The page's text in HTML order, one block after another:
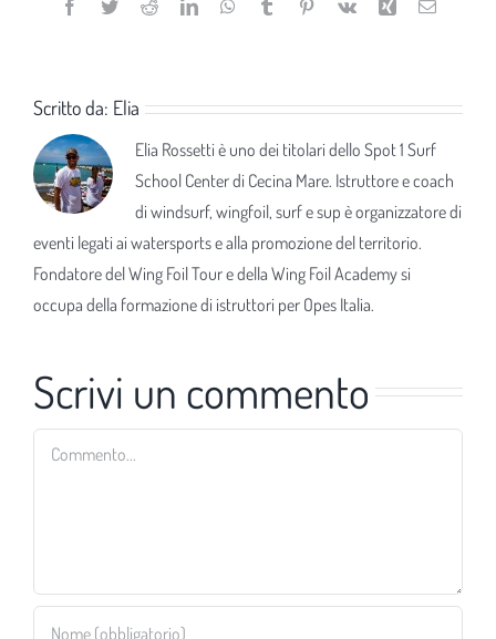
Facebook
TwitterRedditLinkedInWhatsApp
TumblrPinterest
Vk Xing Email
Scritto da: Elia
Elia Rossetti è uno dei titolari dello Spot 1 Surf
School Center di Cecina Mare. Istruttore e coach
di windsurf, wingfoil, surf e sup è organizzatore di
eventi legati ai watersports e alla promozione del territorio.
Fondatore del Wing Foil Tour e della Wing Foil Academy si
occupa della formazione di istruttori per Opes Italia.
Scrivi un commento
Commento